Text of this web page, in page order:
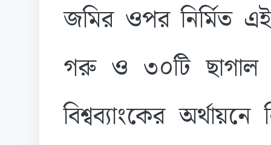
জমির ওপর নির্মিত এই
গরু ও ৩০টি ছাগাল
বিশ্বব্যাংকের